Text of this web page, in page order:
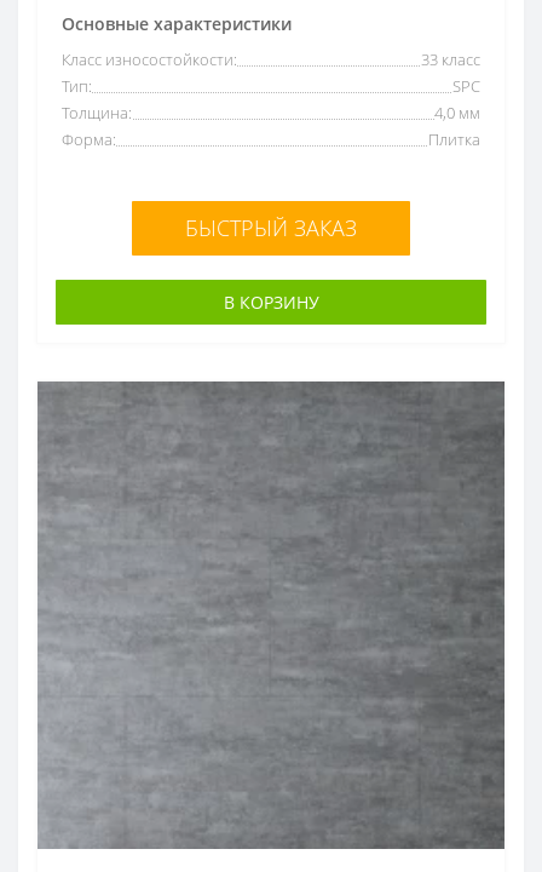
Основные характеристики
Класс износостойкости:
33 класс
Тип:
SPC
Толщина:
4,0 мм
Форма:
Плитка
БЫСТРЫЙ ЗАКАЗ
В КОРЗИНУ